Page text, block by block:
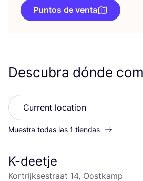
Puntos de venta
Descubra dónde
Muestra todas las 1 tiendas
K-deetje
Kortrijksestraat 14, Oostkamp